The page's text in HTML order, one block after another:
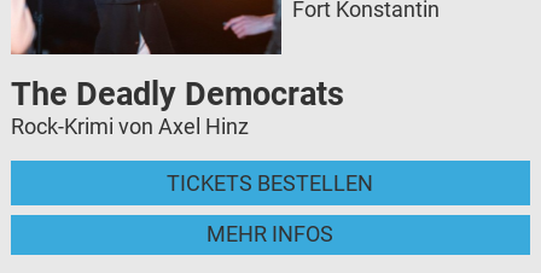
The Deadly Democrats
Rock-Krimi von Axel Hinz
TICKETS BESTELLEN
MEHR INFOS
Fort Konstantin